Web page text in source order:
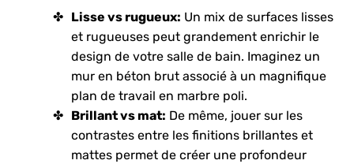
Lisse vs rugueux: Un mix de surfaces lisses
et rugueuses peut grandement enrichir le
design de votre salle de bain. Imaginez un
mur en béton brut associé à un magnifique
plan de travail en marbre poli.
Brillant vs mat: De même, jouer sur les
contrastes entre les finitions brillantes et
mattes permet de créer une profondeur